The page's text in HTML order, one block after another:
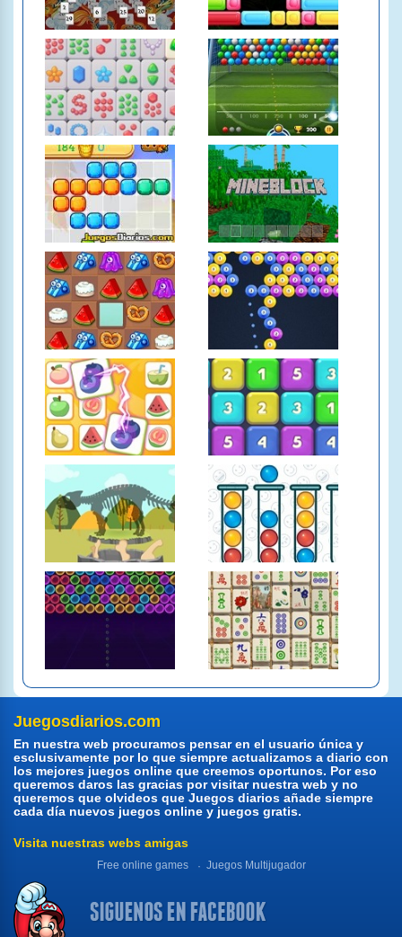
Juegosdiarios.com
En nuestra web procuramos pensar en el usuario única y
esclusivamente por lo que siempre actualizamos a diario con
los mejores juegos online que creemos oportunos. Por eso
queremos daros las gracias por visitar nuestra web y no
queremos que olvideos que Juegos diarios añade siempre
cada día nuevos juegos online y juegos gratis.
Visita nuestras webs amigas
Free online games Juegos Multijugador